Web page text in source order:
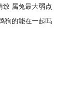
致 属兔最大弱点
狗的能在一起吗